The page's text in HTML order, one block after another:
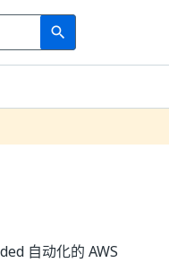
search
Search
自动化的 AWS